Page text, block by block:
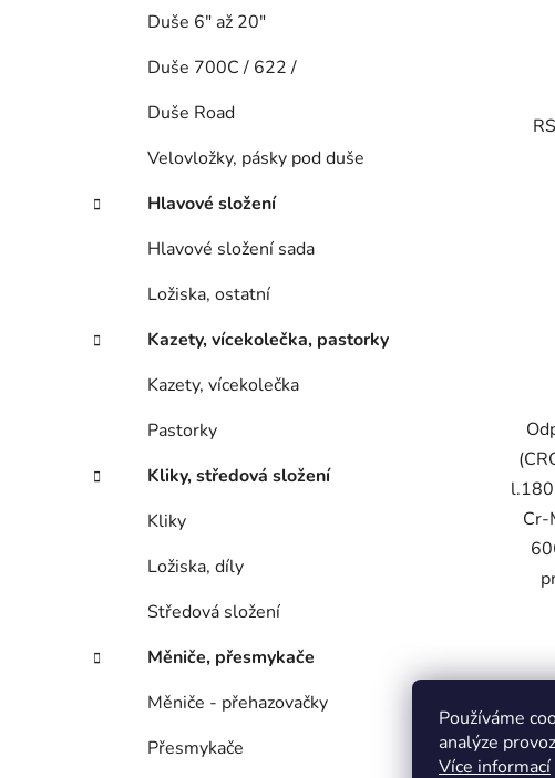
Používáme
analýze
Více informací
Duše 6" až 20"
Duše 700C / 622 /
Duše Road
Velovložky, pásky pod duše
Hlavové složení
Hlavové složení sada
Ložiska, ostatní
Kazety, vícekolečka, pastorky
Kazety, vícekolečka
Pastorky
Kliky, středová složení
Kliky
Ložiska, díly
Středová složení
Měniče, přesmykače
Měniče - přehazovačky
Přesmykače
Cr-